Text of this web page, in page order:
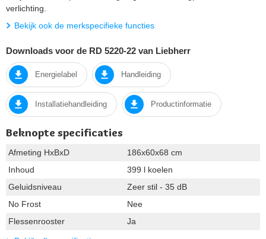
verlichting.
Bekijk ook de merkspecifieke functies
Downloads voor de RD 5220-22 van Liebherr
Energielabel Handleiding
Installatiehandleiding Productinformatie
Beknopte specificaties
Afmeting HxBxD
186x60x68 cm
Inhoud
399 l koelen
Geluidsniveau
Zeer stil - 35 dB
No Frost
Nee
Flessenrooster
Ja